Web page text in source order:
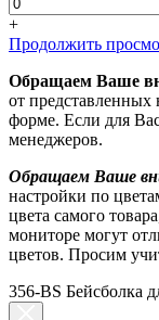
+
Продолжить
Обращаем Ваше
от представленных
форме. Если для
менеджеров.
Обращаем Ваше
настройки по
цвета самого
мониторе могут
цветов. Просим
356-BS Бейсболка